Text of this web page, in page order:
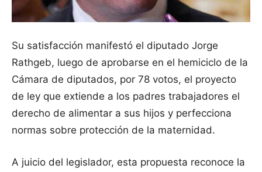
Su satisfacción manifestó el diputado Jorge
Rathgeb, luego de aprobarse en el hemiciclo de la
Cámara de diputados, por 78 votos, el proyecto
de ley que extiende a los padres trabajadores el
derecho de alimentar a sus hijos y perfecciona
normas sobre protección de la maternidad.
A juicio del legislador, esta propuesta reconoce la